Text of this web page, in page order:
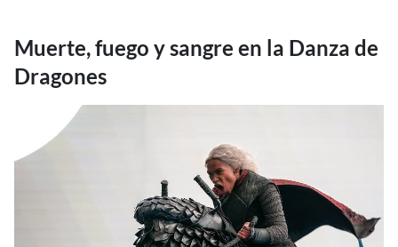
Muerte, fuego y sangre en la Danza de
Dragones